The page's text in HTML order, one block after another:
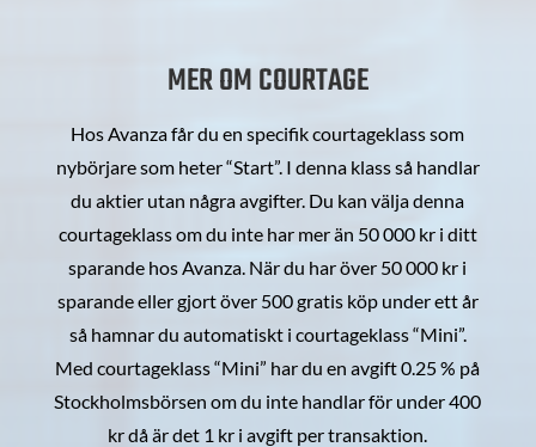
MER OM COURTAGE
Hos Avanza får du en specifik courtageklass som
nybörjare som heter “Start”. I denna klass så handlar
du aktier utan några avgifter. Du kan välja denna
courtageklass om du inte har mer än 50 000 kr i ditt
sparande hos Avanza. När du har över 50 000 kr i
sparande eller gjort över 500 gratis köp under ett år
så hamnar du automatiskt i courtageklass “Mini”.
Med courtageklass “Mini” har du en avgift 0.25 % på
Stockholmsbörsen om du inte handlar för under 400
kr då är det 1 kr i avgift per transaktion.